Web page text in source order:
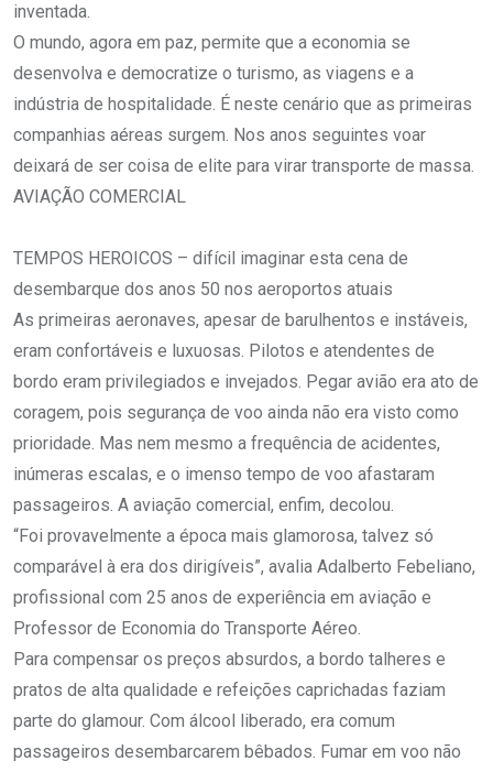
inventada.
O mundo, agora em paz, permite que a economia se
desenvolva e democratize o turismo, as viagens e a
indústria de hospitalidade. É neste cenário que as primeiras
companhias aéreas surgem. Nos anos seguintes voar
deixará de ser coisa de elite para virar transporte de massa.
AVIAÇÃO COMERCIAL
TEMPOS HEROICOS – difícil imaginar esta cena de
desembarque dos anos 50 nos aeroportos atuais
As primeiras aeronaves, apesar de barulhentos e instáveis,
eram confortáveis e luxuosas. Pilotos e atendentes de
bordo eram privilegiados e invejados. Pegar avião era ato de
coragem, pois segurança de voo ainda não era visto como
prioridade. Mas nem mesmo a frequência de acidentes,
inúmeras escalas, e o imenso tempo de voo afastaram
passageiros. A aviação comercial, enfim, decolou.
“Foi provavelmente a época mais glamorosa, talvez só
comparável à era dos dirigíveis”, avalia Adalberto Febeliano,
profissional com 25 anos de experiência em aviação e
Professor de Economia do Transporte Aéreo.
Para compensar os preços absurdos, a bordo talheres e
pratos de alta qualidade e refeições caprichadas faziam
parte do glamour. Com álcool liberado, era comum
passageiros desembarcarem bêbados. Fumar em voo não